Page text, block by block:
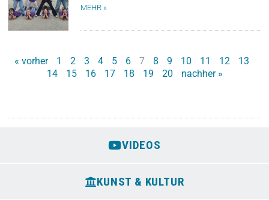
MEHR »
« vorher 1 2 3 4 5 6 7 8 9 10 11 12
13
14
15 16 17 18 19 20 nachher »
VIDEOS
KUNST & KULTUR